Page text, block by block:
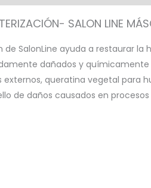
SALON LINE
SalonLine ayuda a restaurar
dañados y
queratina vegetal
de daños causados en